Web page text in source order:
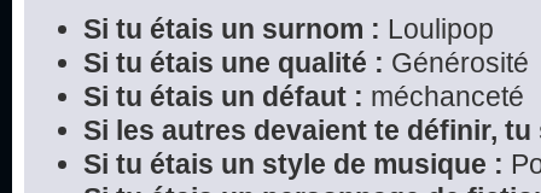
Si tu étais un surnom : Loulipop
Si tu étais une qualité : Générosité
Si tu étais un défaut : méchanceté
Si les autres devaient te définir, tu
Si tu étais un style de musique :